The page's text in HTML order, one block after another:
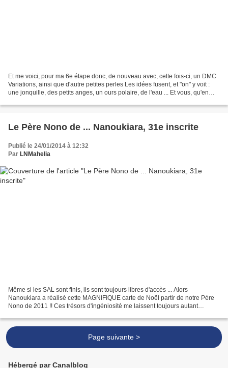
Et me voici, pour ma 6e étape donc, de nouveau avec, cette fois-ci, un DMC
Variations, ainsi que d'autre petites perles Les idées fusent, et "on" y voit :
une jonquille, des petits anges, un ours polaire, de l'eau ... Et vous, qu'en
Le Père Nono de ... Nanoukiara, 31e inscrite
Publié le 24/01/2014 à 12:32
Par LNMahelia
Même si les SAL sont finis, ils sont toujours libres d'accès ... Alors
Nanoukiara a réalisé cette MAGNIFIQUE carte de Noël partir de notre Père
Nono de 2011 !! Ces trésors d'ingéniosité me laissent toujours autant
Page suivante >
Hébergé par Canalblog